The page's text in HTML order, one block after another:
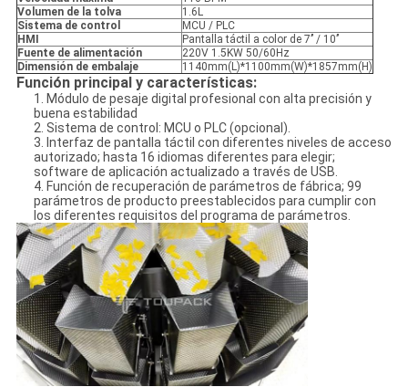
Volumen de la tolva
1.6L
Sistema de control
MCU / PLC
HMI
Pantalla táctil a color de 7’’ / 10’’
Fuente de alimentación
220V 1.5KW 50/60Hz
Dimensión de embalaje
1140mm(L)*1100mm(W)*1857mm(H)
Función principal y características:
1. Módulo de pesaje digital profesional con alta precisión y
buena estabilidad
2. Sistema de control: MCU o PLC (opcional).
3. Interfaz de pantalla táctil con diferentes niveles de acceso
autorizado; hasta 16 idiomas diferentes para elegir;
software de aplicación actualizado a través de USB.
4. Función de recuperación de parámetros de fábrica; 99
parámetros de producto preestablecidos para cumplir con
los diferentes requisitos del programa de parámetros.